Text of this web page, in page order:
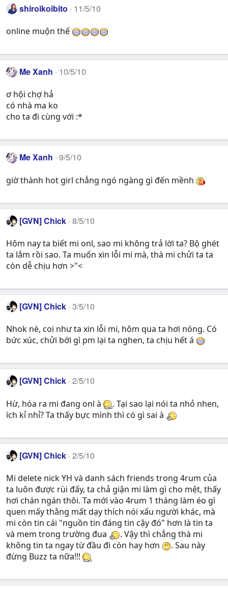
shiroikoibito 11/5/10
online muộn thế
Me Xanh 10/5/10
ơ hội chợ hả
có nhà ma ko
cho ta đi cùng với :*
Me Xanh 9/5/10
giờ thành hot girl chẳng ngó ngàng gì đến mềnh
[GVN] Chick 8/5/10
Hôm nay ta biết mi onl, sao mi không trả lời ta? Bộ ghét
ta lắm rồi sao. Ta muốn xin lỗi mi mà, thà mi chửi ta ta
còn dễ chịu hơn >"<
[GVN] Chick 3/5/10
Nhok nè, coi như ta xin lỗi mi, hôm qua ta hơi nóng. Có
bức xúc, chửi bới gì pm lại ta nghen, ta chịu hết á
[GVN] Chick 2/5/10
Hừ, hóa ra mi đang onl à
. Tại sao lại nói ta nhỏ nhen,
ích kỉ nhỉ? Ta thấy bực mình thì có gì sai à
[GVN] Chick 2/5/10
Mi delete nick YH và danh sách friends trong 4rum của
ta luôn được rùi đấy, ta chả giận mi làm gì cho mệt, thấy
hơi chán ngán thôi. Ta mới vào 4rum 1 tháng làm éo gì
quen mấy thằng mất dạy thích nói xấu người khác, mà
mi còn tin cái "nguồn tin đáng tin cậy đó" hơn là tin ta
và mem trong trường đua
. Vậy thì chẳng thà mi
không tin ta ngay từ đầu đi còn hay hơn
. Sau này
đừng Buzz ta nữa!!!